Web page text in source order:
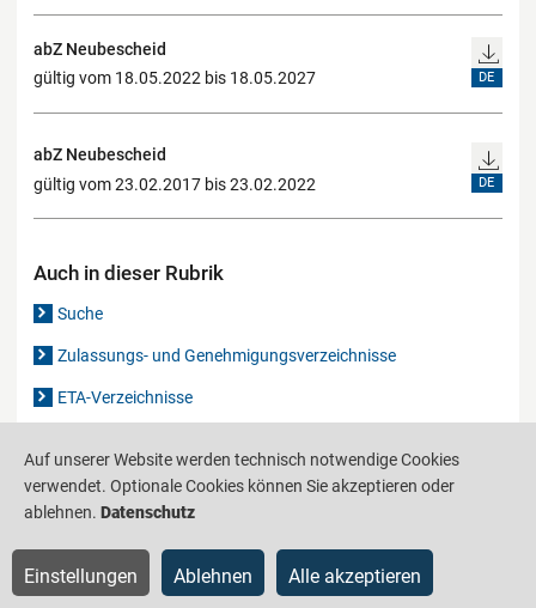
abZ Neubescheid
gültig vom 18.05.2022 bis 18.05.2027
DE
abZ Neubescheid
gültig vom 23.02.2017 bis 23.02.2022
DE
Auch in dieser Rubrik
Suche
Zulassungs- und Genehmigungsverzeichnisse
ETA-Verzeichnisse
Produktinformationsstelle für das Bauwesen
Barrierefreiheit Datenschutz Impressum Sitemap
Auf unserer Website werden technisch notwendige Cookies
verwendet. Optionale Cookies können Sie akzeptieren oder
ablehnen. Datenschutz
Einstellungen Ablehnen Alle akzeptieren